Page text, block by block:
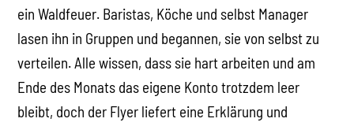
ein Waldfeuer. Baristas, Köche und selbst Manager
lasen ihn in Gruppen und begannen, sie von selbst zu
verteilen. Alle wissen, dass sie hart arbeiten und am
Ende des Monats das eigene Konto trotzdem leer
bleibt, doch der Flyer liefert eine Erklärung und